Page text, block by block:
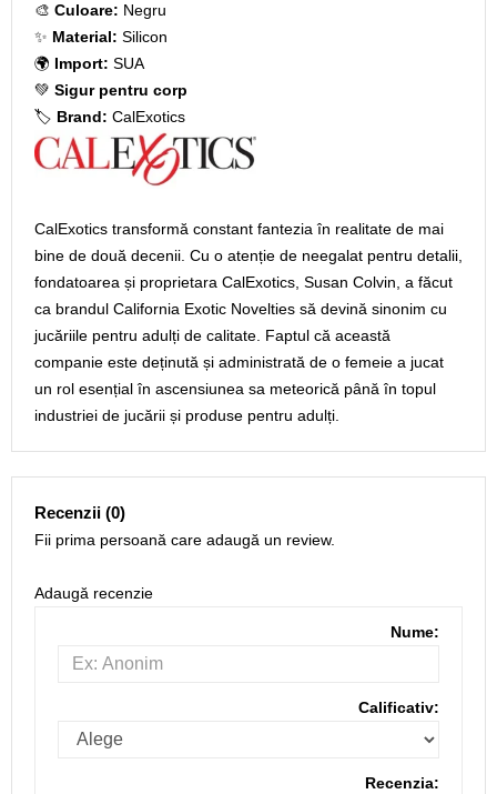
🎨 Culoare: Negru
✨ Material: Silicon
🌍 Import: SUA
💚 Sigur pentru corp
🏷️ Brand: CalExotics
CalExotics transformă constant fantezia în realitate de mai
bine de două decenii. Cu o atenție de neegalat pentru detalii,
fondatoarea și proprietara CalExotics, Susan Colvin, a făcut
ca brandul California Exotic Novelties să devină sinonim cu
jucăriile pentru adulți de calitate. Faptul că această
companie este deținută și administrată de o femeie a jucat
un rol esențial în ascensiunea sa meteorică până în topul
industriei de jucării și produse pentru adulți.
Recenzii (0)
Fii prima persoană care adaugă un review.
Adaugă recenzie
Nume:
Calificativ:
Recenzia: